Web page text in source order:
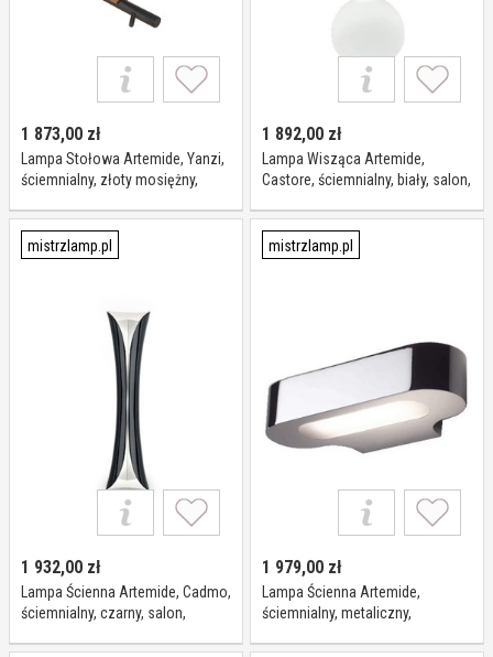
1 873,00 zł
Lampa Stołowa Artemide, Yanzi,
ściemnialny, złoty mosiężny,
1 892,00 zł
Lampa Wisząca Artemide,
Castore, ściemnialny, biały, salon,
mistrzlamp.pl
1 932,00 zł
Lampa Ścienna Artemide, Cadmo,
ściemnialny, czarny, salon,
mistrzlamp.pl
1 979,00 zł
Lampa Ścienna Artemide,
ściemnialny, metaliczny,